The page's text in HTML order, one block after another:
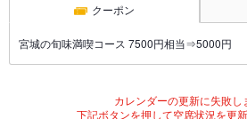
クーポン
宮城の旬味満喫コース 7500円相当⇒5000円
カレンダーの更新に失敗し
下記ボタンを押して空席状況を更新